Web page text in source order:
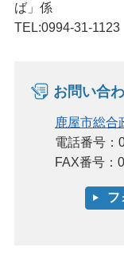
ば」係
TEL:0994-31-1123
お問い合
鹿屋市総合
電話番号：
FAX番号：